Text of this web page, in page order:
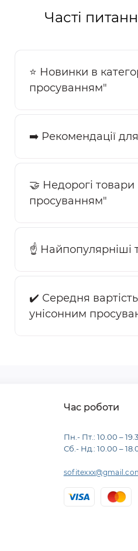
Часті
⭐ Новинки в
просуванням"
➡️ Рекомендації
🤝 Недорогі
просуванням"
☝️ Найпопулярніші
✔️ Середня
унісонним
Час роботи
Пн.- Пт.: 10.00 –
Сб.- Нд.: 10.00 –